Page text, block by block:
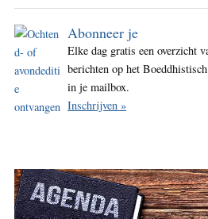
Abonneer je
Elke dag gratis een overzicht
berichten op het
in je mailbox.
Inschrijven »